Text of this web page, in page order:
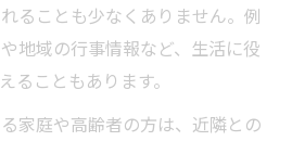
ることも少なくありません。例
地域の行事情報など、生活に役
ることもあります。
家庭や高齢者の方は、近隣との